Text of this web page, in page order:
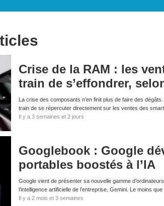
Crise de la RAM : les
train de s’effondrer,
La crise des composants n’en finit plus de faire des
train de se répercuter directement sur les ventes des
Il y a 3 semaines et 2 jours
Googlebook : Google
portables boostés à l’IA
Google vient de présenter sa nouvelle gamme
l’intelligence artificielle de l’entreprise, Gemini. Le moins
Il y a 2 mois et 3 semaines